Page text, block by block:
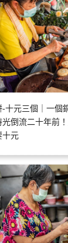
-十元三個｜一個
光倒流二十年前
十元